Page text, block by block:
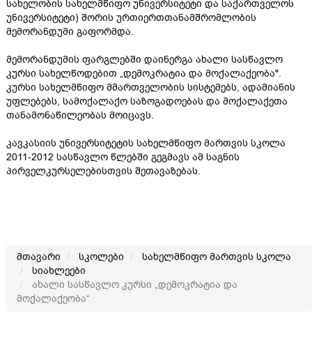
სახელობის სახელმწიფო უნივერსიტეტი და საქართველოს
უნივერსიტეტი) შორის ურთიერთთანამშრომლობის
მემორანდუმი გაფორმდა.
მემორანდუმის ფარგლებში დაინერგა ახალი სასწავლო
კურსი სახელწოდებით „დემოკრატია და მოქალაქეობა".
კურსი სახელმწიფო მმართველობის სისტემებს, ადამიანის
უფლებებს, სამოქალაქო საზოგადოებას და მოქალაქეთა
თანამონაწილეობას მოიცავს.
კავკასიის უნივერსიტეტის სახელმწიფო მართვის სკოლა
2011-2012 სასწავლო წლებში გეგმავს ამ საგნის
პირველკურსელებისთვის შეთავაზებას.
მთავარი სკოლები
სახელმწიფო მართვის სკოლა
სიახლეები
ახალი სასწავლო კურსი „დემოკრატია და
მოქალაქეობა“